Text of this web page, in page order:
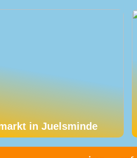
in Juelsminde